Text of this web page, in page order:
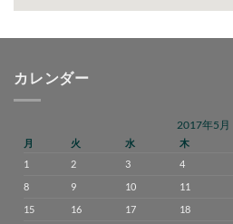
カレンダー
2017年5月
月 火 水 木
1
2 3 4
8
9 10 11
15
16 17 18